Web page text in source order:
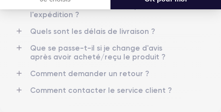
4K - 3840 x 2160 px Oui, minimum 20W
3240 mAh Nano-SIM + eSIM
Réseau mobile Débloqué
vous pouvez consulter lafiche technique de l'iPhone 12 Pro Max.
l'expédition ?
Quels sont les délais de livraison ?
Que se passe-t-il si je change d'avis
après avoir acheté/reçu le produit ?
Comment demander un retour ?
Comment contacter le service client ?